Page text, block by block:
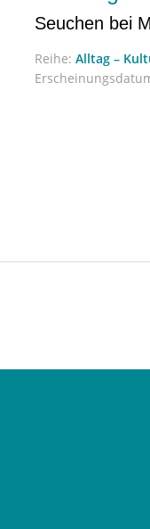
Seuchen bei
Reihe: Alltag –